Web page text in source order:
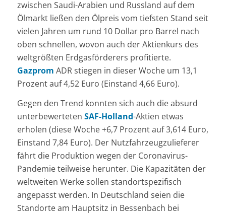
zwischen Saudi-Arabien und Russland auf dem
Ölmarkt ließen den Ölpreis vom tiefsten Stand seit
vielen Jahren um rund 10 Dollar pro Barrel nach
oben schnellen, wovon auch der Aktienkurs des
weltgrößten Erdgasförderers profitierte.
Gazprom ADR stiegen in dieser Woche um 13,1
Prozent auf 4,52 Euro (Einstand 4,66 Euro).
Gegen den Trend konnten sich auch die absurd
unterbewerteten SAF-Holland-Aktien etwas
erholen (diese Woche +6,7 Prozent auf 3,614 Euro,
Einstand 7,84 Euro). Der Nutzfahrzeugzulieferer
fährt die Produktion wegen der Coronavirus-
Pandemie teilweise herunter. Die Kapazitäten der
weltweiten Werke sollen standortspezifisch
angepasst werden. In Deutschland seien die
Standorte am Hauptsitz in Bessenbach bei